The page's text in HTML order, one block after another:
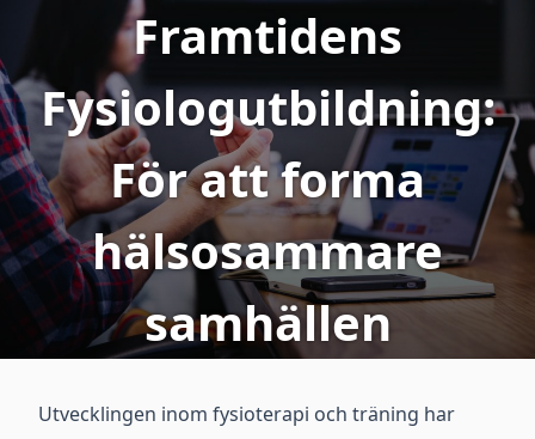
Framtidens
Fysiologutbildning:
För att forma
hälsosammare
samhällen
Utvecklingen inom fysioterapi och träning har